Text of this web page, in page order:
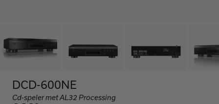
DCD-600NE
Cd-speler met AL32 Processing